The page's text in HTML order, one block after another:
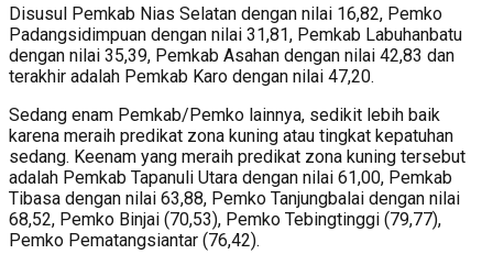
Disusul Pemkab Nias Selatan dengan nilai 16,82, Pemko
Padangsidimpuan dengan nilai 31,81, Pemkab Labuhanbatu
dengan nilai 35,39, Pemkab Asahan dengan nilai 42,83 dan
terakhir adalah Pemkab Karo dengan nilai 47,20.
Sedang enam Pemkab/Pemko lainnya, sedikit lebih baik
karena meraih predikat zona kuning atau tingkat kepatuhan
sedang. Keenam yang meraih predikat zona kuning tersebut
adalah Pemkab Tapanuli Utara dengan nilai 61,00, Pemkab
Tibasa dengan nilai 63,88, Pemko Tanjungbalai dengan nilai
68,52, Pemko Binjai (70,53), Pemko Tebingtinggi (79,77),
Pemko Pematangsiantar (76,42).